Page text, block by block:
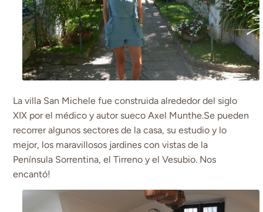
La villa San Michele fue construida alrededor del siglo
XIX por el médico y autor sueco Axel Munthe.Se pueden
recorrer algunos sectores de la casa, su estudio y lo
mejor, los maravillosos jardines con vistas de la
Península Sorrentina, el Tirreno y el Vesubio. Nos
encantó!